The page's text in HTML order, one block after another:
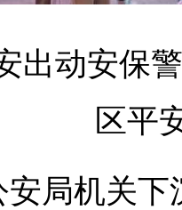
出动安保
区平
安局机关